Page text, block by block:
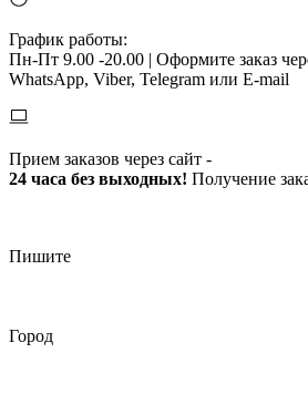
График работы:
Пн-Пт 9.00 -20.00 | Оформите заказ
WhatsApp, Viber, Telegram или E-mail
Прием заказов через сайт -
24 часа без выходных! Получение
Пишите
Город